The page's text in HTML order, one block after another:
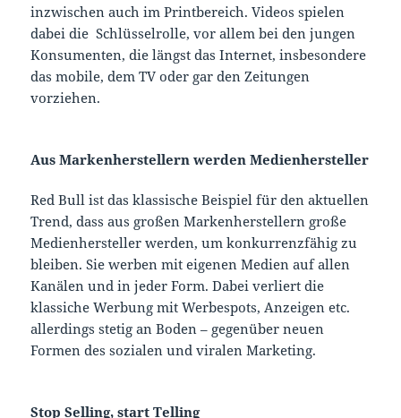
inzwischen auch im Printbereich. Videos spielen
dabei die Schlüsselrolle, vor allem bei den jungen
Konsumenten, die längst das Internet, insbesondere
das mobile, dem TV oder gar den Zeitungen
vorziehen.
Aus Markenherstellern werden Medienhersteller
Red Bull ist das klassische Beispiel für den aktuellen
Trend, dass aus großen Markenherstellern große
Medienhersteller werden, um konkurrenzfähig zu
bleiben. Sie werben mit eigenen Medien auf allen
Kanälen und in jeder Form. Dabei verliert die
klassiche Werbung mit Werbespots, Anzeigen etc.
allerdings stetig an Boden – gegenüber neuen
Formen des sozialen und viralen Marketing.
Stop Selling, start Telling